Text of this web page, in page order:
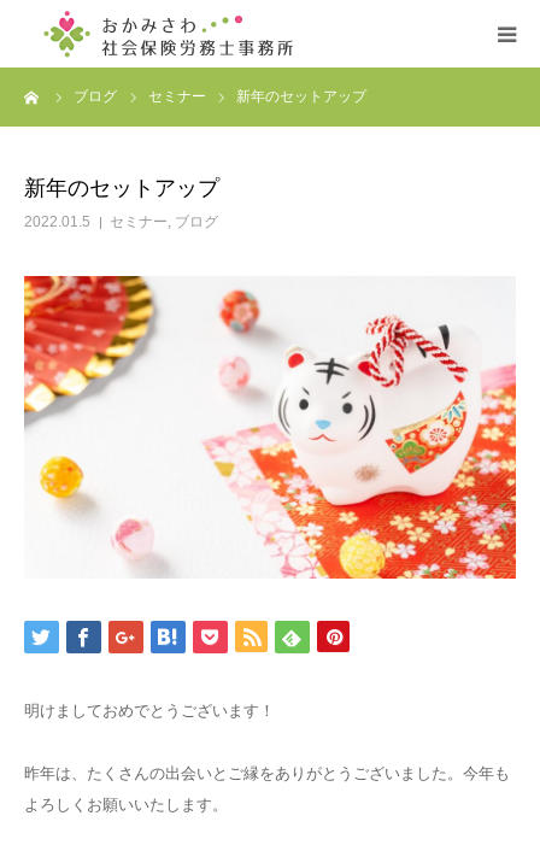
ブログ セミナー 新年のセットアップ
新年のセットアップ
2022.01.5 セミナー, ブログ
明けましておめでとうございます！
昨年は、たくさんの出会いとご縁をありがとうございました。今年も
よろしくお願いいたします。
ホーム
プロフィール
お客様の声